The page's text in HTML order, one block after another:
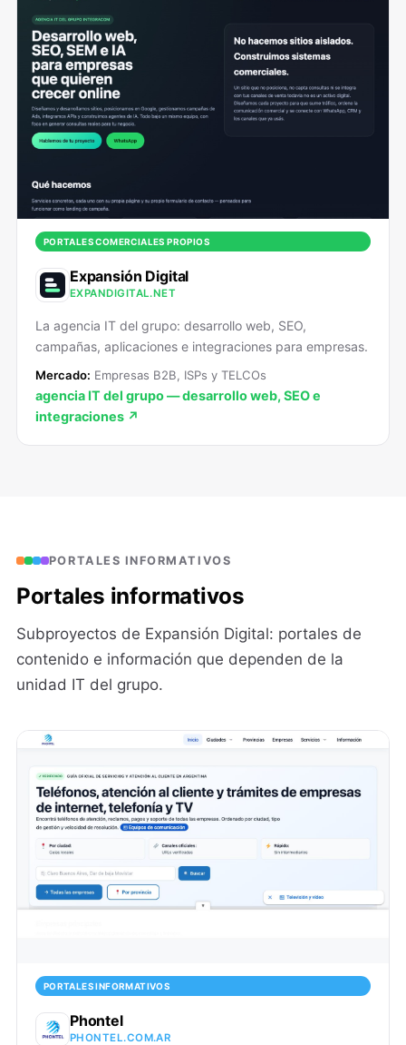
PORTALES COMERCIALES PROPIOS
Expansión Digital
EXPANDIGITAL.NET
La agencia IT del grupo: desarrollo web, SEO,
campañas, aplicaciones e integraciones para empresas.
Mercado: Empresas B2B, ISPs y TELCOs
agencia IT del grupo — desarrollo web, SEO e
integraciones ↗
PORTALES INFORMATIVOS
Portales informativos
Subproyectos de Expansión Digital: portales de
contenido e información que dependen de la
unidad IT del grupo.
PORTALES INFORMATIVOS
Phontel
PHONTEL.COM.AR